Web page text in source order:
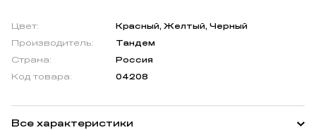
Цвет:
Красный, Желтый, Черный
Производитель:
Тандем
Страна:
Россия
Код товара:
04208
Все характеристики